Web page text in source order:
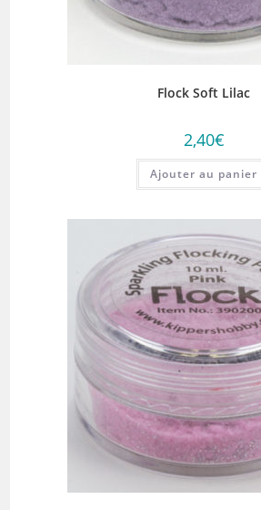
Flock Soft Lilac
2,40€
Ajouter au panier